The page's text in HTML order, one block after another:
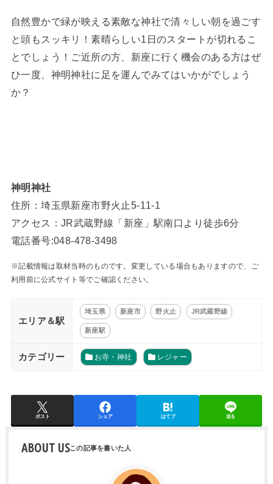
自然豊かで緑が映える素敵な神社で清々しい朝を過ごす
と頭もスッキリ！素晴らしい1日のスタートが切れるこ
とでしょう！ご近所の方、新座に行く機会のある方はぜ
ひ一度、神明神社に足を運んでみてはいかがでしょう
か？
神明神社
住所：埼玉県新座市野火止5-11-1
アクセス：JR武蔵野線「新座」駅南口より徒歩6分
電話番号:048-478-3498
※記載情報は取材当時のものです。変更している場合もありますので、ご
利用前に公式サイト等でご確認ください。
エリア＆駅
埼玉県 新座市 野火止 JR武蔵野線
新座駅
カテゴリー お寺・神社 レジャー
ポスト シェア はてブ 送る
ABOUT US